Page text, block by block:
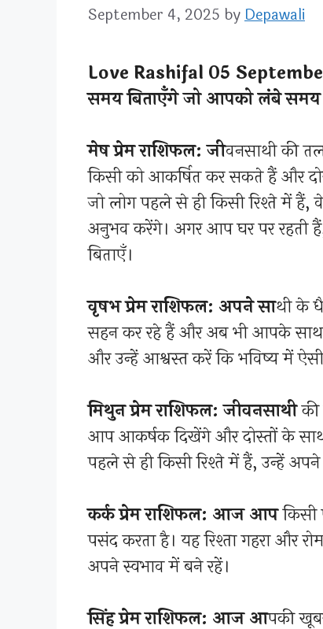
September 4, 2025 byDepawali
Love Rashifal 05
समय बिताएँगे जो आपको लंबे समय
मेष प्रेम राशिफल: जीवनसाथी की
किसी को आकर्षित कर सकते हैं और
जो लोग पहले से ही किसी रिश्ते में
अनुभव करेंगे। अगर आप घर पर रहती
बिताएँ।
वृषभ प्रेम राशिफल: अपने साथी के
सहन कर रहे हैं और अब भी आपके साथ
और उन्हें आश्वस्त करें कि भविष्य में ऐसी
मिथुन प्रेम राशिफल: जीवनसाथीकी
आप आकर्षक दिखेंगे और दोस्तों के
पहले से ही किसी रिश्ते में हैं, उन्हें
कर्क प्रेम राशिफल: आज आपकिसी
पसंद करता है। यह रिश्ता गहरा और
अपने स्वभाव में बने रहें।
सिंह प्रेम राशिफल: आज आपकी